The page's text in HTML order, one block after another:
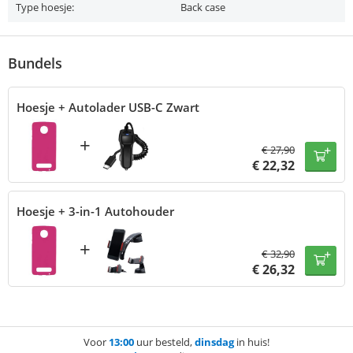
Type hoesje: Back case
Bundels
Hoesje + Autolader USB-C Zwart
+ €27,90
€22,32
Hoesje + 3-in-1 Autohouder
+ €32,90
€26,32
Voor 13:00 uur besteld,dinsdagin huis!